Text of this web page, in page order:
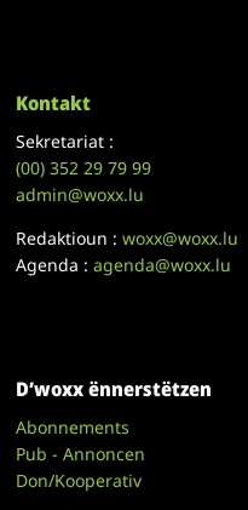
Kontakt
Sekretariat :
(00)352 29 79 99
admin@woxx.lu
Redaktioun :woxx@woxx.lu
Agenda :agenda@woxx.lu
D’woxx ënnerstëtzen
Abonnements
Pub - Annoncen
Don/Kooperativ